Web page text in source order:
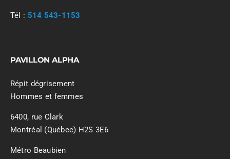
Tél : 514 543-1153
PAVILLON ALPHA
Répit dégrisement
Hommes et femmes
6400, rue Clark
Montréal (Québec) H2S 3E6
Métro Beaubien